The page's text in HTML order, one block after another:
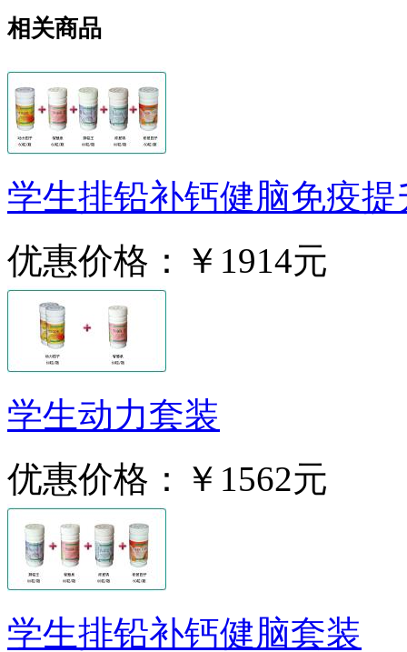
相关商品
学生排铅补钙健脑免疫提
优惠价格：
￥1914元
学生动力套装
优惠价格：
￥1562元
学生排铅补钙健脑套装